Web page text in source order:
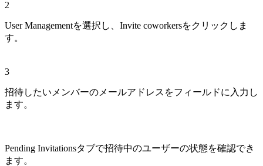
2
User Managementを選択し、Invite coworkersをクリックしま
す。
3
招待したいメンバーのメールアドレスをフィールドに入力し
ます。
Pending Invitationsタブで招待中のユーザーの状態を確認でき
ます。